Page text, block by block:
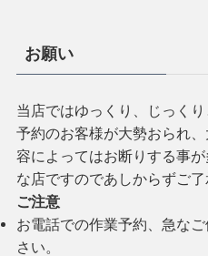
お願い
当店ではゆっくり、じっく
予約のお客様が大勢おられ
容によってはお断りする事
な店ですのであしからずご了
ご注意
お電話での作業予約、急な
さい。